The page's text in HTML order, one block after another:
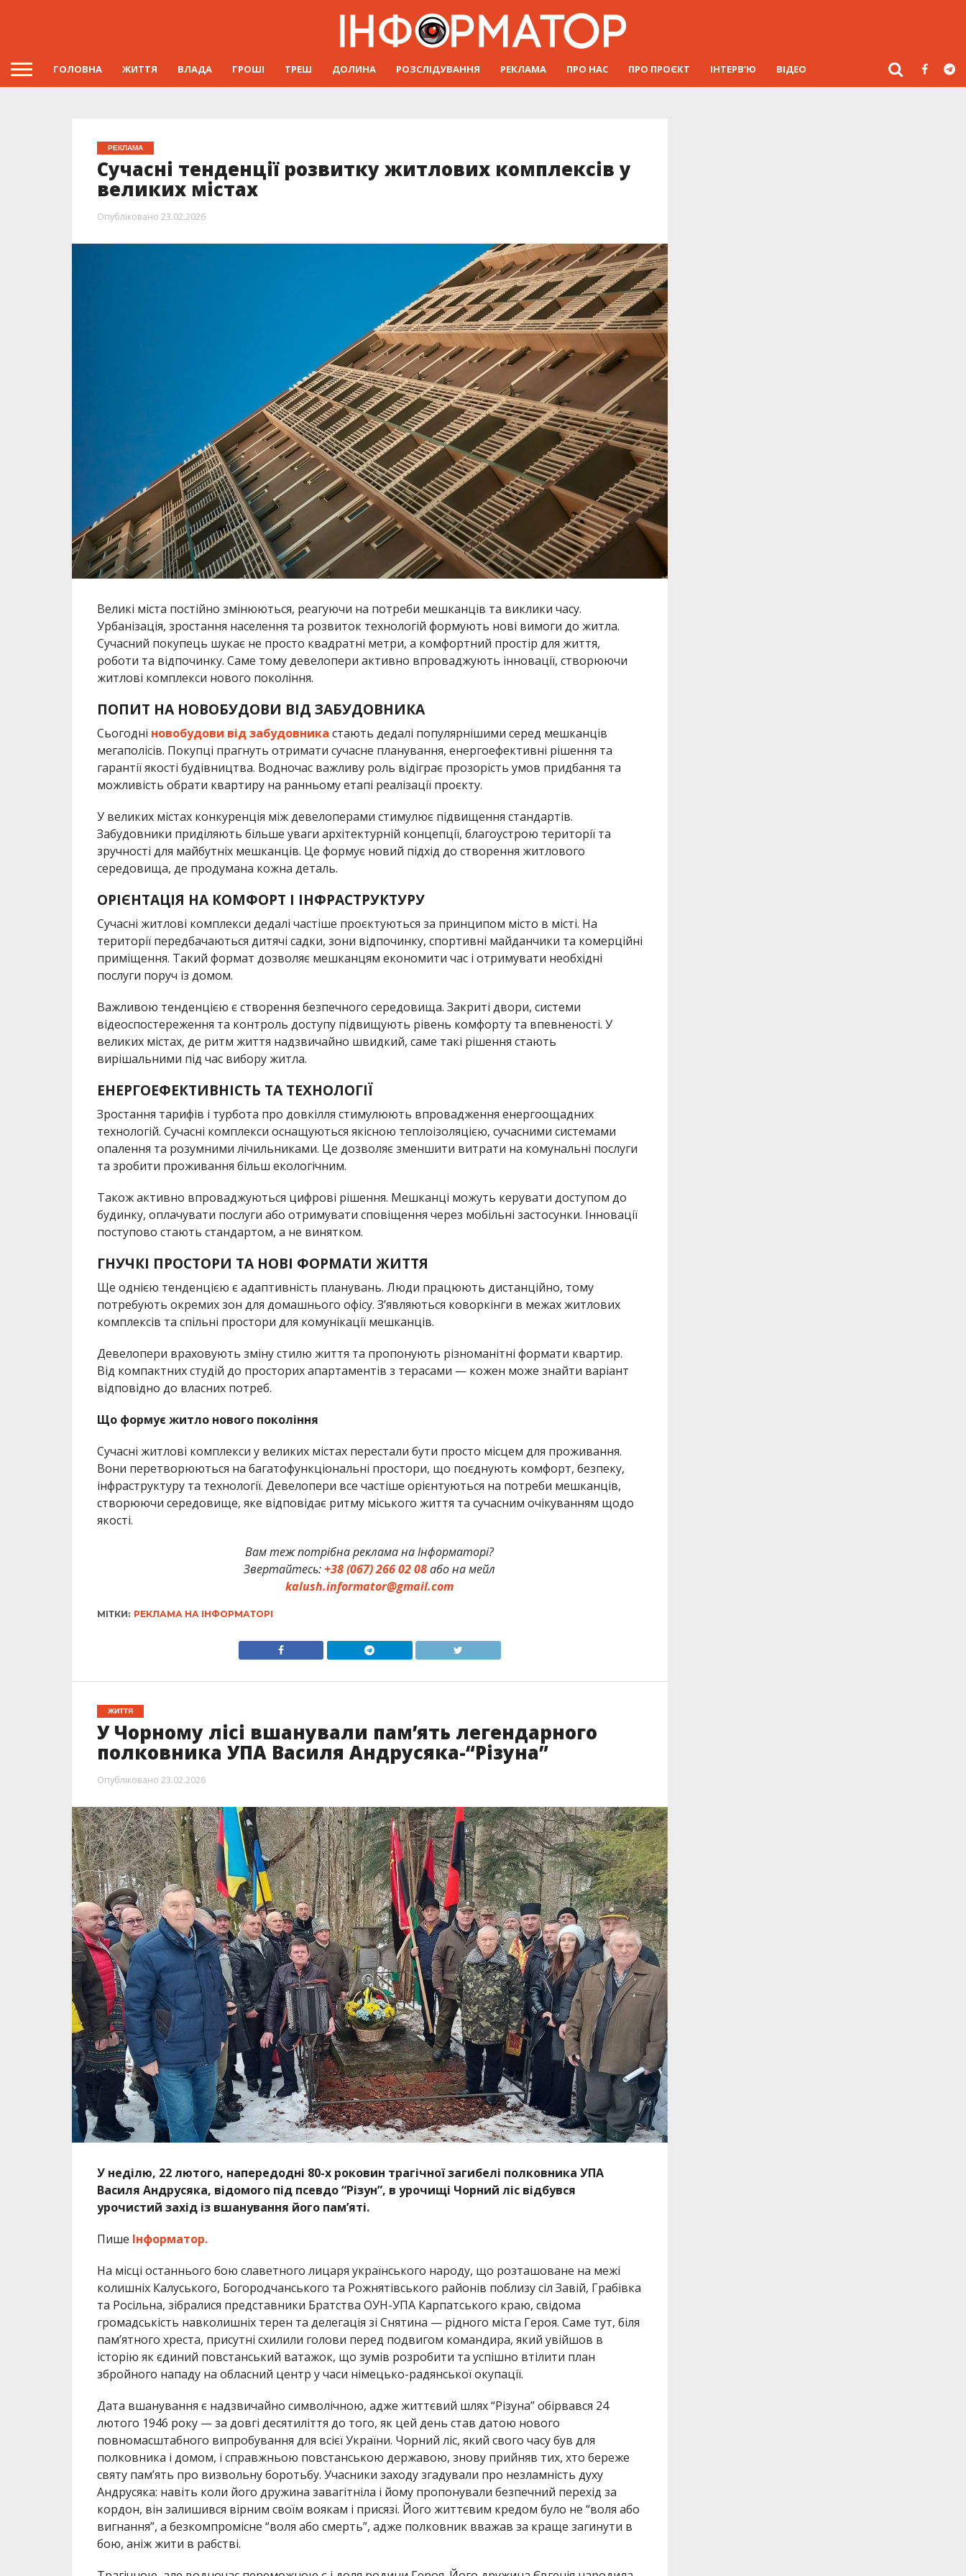
ГОЛОВНА ЖИТТЯ ВЛАДА ГРОШІ ТРЕШ ДОЛИНА РОЗСЛІДУВАННЯ РЕКЛАМА ПРО НАС ПРО ПРОЄКТ ІНТЕРВ’Ю ВІДЕО
РЕКЛАМА
Сучасні тенденції розвитку житлових комплексів у
великих містах
Опубліковано 23.02.2026
Великі міста постійно змінюються, реагуючи на потреби мешканців та виклики часу.
Урбанізація, зростання населення та розвиток технологій формують нові вимоги до житла.
Сучасний покупець шукає не просто квадратні метри, а комфортний простір для життя,
роботи та відпочинку. Саме тому девелопери активно впроваджують інновації, створюючи
житлові комплекси нового покоління.
ПОПИТ НА НОВОБУДОВИ ВІД ЗАБУДОВНИКА
Сьогодні новобудови від забудовника стають дедалі популярнішими серед мешканців
мегаполісів. Покупці прагнуть отримати сучасне планування, енергоефективні рішення та
гарантії якості будівництва. Водночас важливу роль відіграє прозорість умов придбання та
можливість обрати квартиру на ранньому етапі реалізації проєкту.
У великих містах конкуренція між девелоперами стимулює підвищення стандартів.
Забудовники приділяють більше уваги архітектурній концепції, благоустрою території та
зручності для майбутніх мешканців. Це формує новий підхід до створення житлового
середовища, де продумана кожна деталь.
ОРІЄНТАЦІЯ НА КОМФОРТ І ІНФРАСТРУКТУРУ
Сучасні житлові комплекси дедалі частіше проєктуються за принципом місто в місті. На
території передбачаються дитячі садки, зони відпочинку, спортивні майданчики та комерційні
приміщення. Такий формат дозволяє мешканцям економити час і отримувати необхідні
послуги поруч із домом.
Важливою тенденцією є створення безпечного середовища. Закриті двори, системи
відеоспостереження та контроль доступу підвищують рівень комфорту та впевненості. У
великих містах, де ритм життя надзвичайно швидкий, саме такі рішення стають
вирішальними під час вибору житла.
ЕНЕРГОЕФЕКТИВНІСТЬ ТА ТЕХНОЛОГІЇ
Зростання тарифів і турбота про довкілля стимулюють впровадження енергоощадних
технологій. Сучасні комплекси оснащуються якісною теплоізоляцією, сучасними системами
опалення та розумними лічильниками. Це дозволяє зменшити витрати на комунальні послуги
та зробити проживання більш екологічним.
Також активно впроваджуються цифрові рішення. Мешканці можуть керувати доступом до
будинку, оплачувати послуги або отримувати сповіщення через мобільні застосунки. Інновації
поступово стають стандартом, а не винятком.
ГНУЧКІ ПРОСТОРИ ТА НОВІ ФОРМАТИ ЖИТТЯ
Ще однією тенденцією є адаптивність планувань. Люди працюють дистанційно, тому
потребують окремих зон для домашнього офісу. З’являються коворкінги в межах житлових
комплексів та спільні простори для комунікації мешканців.
Девелопери враховують зміну стилю життя та пропонують різноманітні формати квартир.
Від компактних студій до просторих апартаментів з терасами — кожен може знайти варіант
відповідно до власних потреб.
Що формує житло нового покоління
Сучасні житлові комплекси у великих містах перестали бути просто місцем для проживання.
Вони перетворюються на багатофункціональні простори, що поєднують комфорт, безпеку,
інфраструктуру та технології. Девелопери все частіше орієнтуються на потреби мешканців,
створюючи середовище, яке відповідає ритму міського життя та сучасним очікуванням щодо
якості.
Вам теж потрібна реклама на Інформаторі?
Звертайтесь:+38 (067) 266 02 08або на мейл
kalush.informator@gmail.com
МІТКИ: РЕКЛАМА НА ІНФОРМАТОРІ
ЖИТТЯ
У Чорному лісі вшанували пам’ять легендарного
полковника УПА Василя Андрусяка-“Різуна”
Опубліковано 23.02.2026
У неділю, 22 лютого, напередодні 80-х роковин трагічної загибелі полковника УПА
Василя Андрусяка, відомого під псевдо “Різун”, в урочищі Чорний ліс відбувся
урочистий захід із вшанування його пам’яті.
Пише Інформатор.
На місці останнього бою славетного лицаря українського народу, що розташоване на межі
колишніх Калуського, Богородчанського та Рожнятівського районів поблизу сіл Завій, Грабівка
та Росільна, зібралися представники Братства ОУН-УПА Карпатського краю, свідома
громадськість навколишніх терен та делегація зі Снятина — рідного міста Героя. Саме тут, біля
пам’ятного хреста, присутні схилили голови перед подвигом командира, який увійшов в
історію як єдиний повстанський ватажок, що зумів розробити та успішно втілити план
збройного нападу на обласний центр у часи німецько-радянської окупації.
Дата вшанування є надзвичайно символічною, адже життєвий шлях “Різуна” обірвався 24
лютого 1946 року — за довгі десятиліття до того, як цей день став датою нового
повномасштабного випробування для всієї України. Чорний ліс, який свого часу був для
полковника і домом, і справжньою повстанською державою, знову прийняв тих, хто береже
святу пам’ять про визвольну боротьбу. Учасники заходу згадували про незламність духу
Андрусяка: навіть коли його дружина завагітніла і йому пропонували безпечний перехід за
кордон, він залишився вірним своїм воякам і присязі. Його життєвим кредом було не “воля або
вигнання”, а безкомпромісне “воля або смерть”, адже полковник вважав за краще загинути в
бою, аніж жити в рабстві.